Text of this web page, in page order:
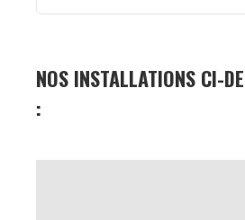
NOS INSTALLATIONS CI-
: